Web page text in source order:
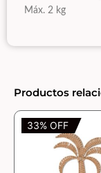
Máx. 2 kg
Productos
33% OFF